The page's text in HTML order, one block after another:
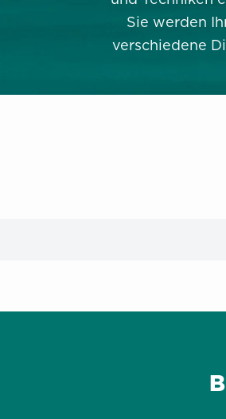
Sie werden
verschiedene